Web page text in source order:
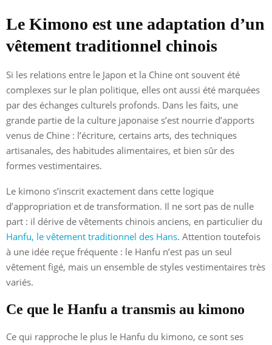
Le Kimono est une adaptation d’un
vêtement traditionnel chinois
Si les relations entre le Japon et la Chine ont souvent été
complexes sur le plan politique, elles ont aussi été marquées
par des échanges culturels profonds. Dans les faits, une
grande partie de la culture japonaise s’est nourrie d’apports
venus de Chine : l’écriture, certains arts, des techniques
artisanales, des habitudes alimentaires, et bien sûr des
formes vestimentaires.
Le kimono s’inscrit exactement dans cette logique
d’appropriation et de transformation. Il ne sort pas de nulle
part : il dérive de vêtements chinois anciens, en particulier du
Hanfu, le vêtement traditionnel des Hans. Attention toutefois
à une idée reçue fréquente : le Hanfu n’est pas un seul
vêtement figé, mais un ensemble de styles vestimentaires très
variés.
Ce que le Hanfu a transmis au kimono
Ce qui rapproche le plus le Hanfu du kimono, ce sont ses